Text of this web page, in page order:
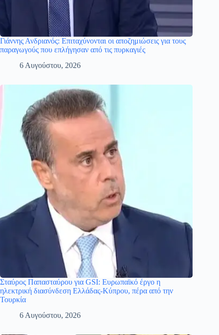
Γιάννης Ανδριανός: Επιταχύνονται οι αποζημιώσεις για τους
παραγωγούς που επλήγησαν από τις πυρκαγιές
6 Αυγούστου, 2026
Σταύρος Παπασταύρου για GSI: Ευρωπαϊκό έργο η
ηλεκτρική διασύνδεση Ελλάδας-Κύπρου, πέρα από την
Τουρκία
6 Αυγούστου, 2026